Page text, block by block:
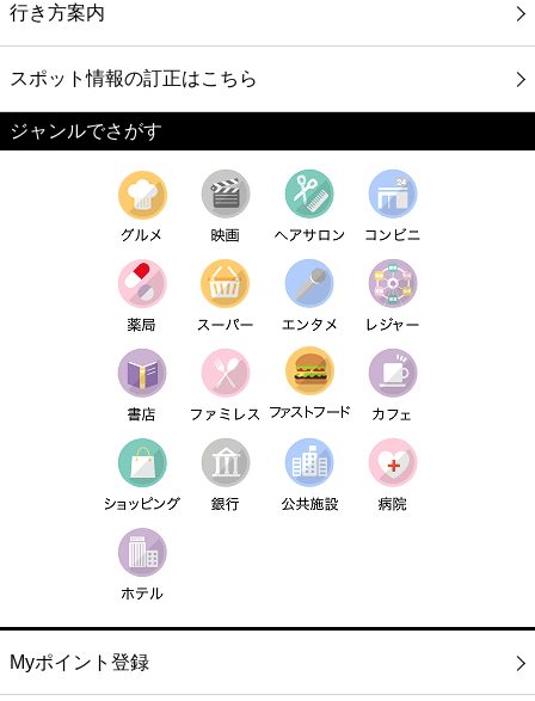
行き方案内
スポット情報の訂正はこちら
ジャンルでさがす
Myポイント登録